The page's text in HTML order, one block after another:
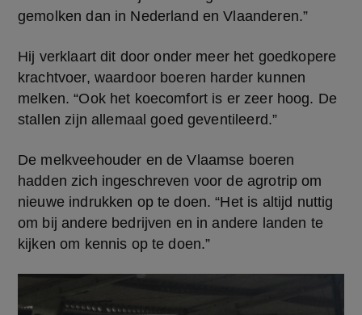
gemolken dan in Nederland en Vlaanderen.”
Hij verklaart dit door onder meer het goedkopere
krachtvoer, waardoor boeren harder kunnen
melken. “Ook het koecomfort is er zeer hoog. De
stallen zijn allemaal goed geventileerd.”
De melkveehouder en de Vlaamse boeren
hadden zich ingeschreven voor de agrotrip om
nieuwe indrukken op te doen. “Het is altijd nuttig
om bij andere bedrijven en in andere landen te
kijken om kennis op te doen.”